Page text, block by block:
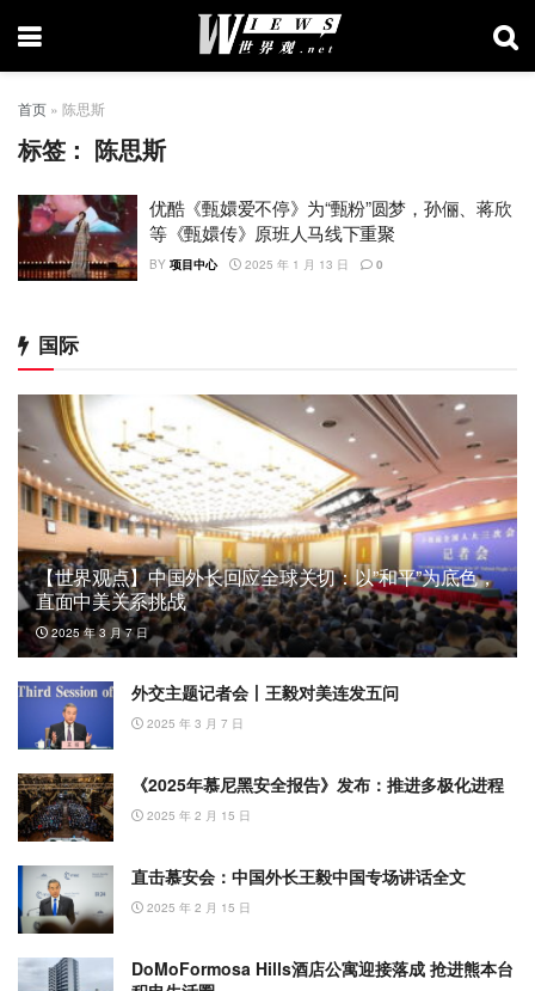
首页 » 陈思斯
标签： 陈思斯
优酷《甄嬛爱不停》为“甄粉”圆梦，孙俪、蒋欣
等《甄嬛传》原班人马线下重聚
BY 项目中心 2025 年 1 月 13 日 0
国际
【世界观点】中国外长回应全球关切：以”和平”为底色，
直面中美关系挑战
2025 年 3 月 7 日
外交主题记者会丨王毅对美连发五问
2025 年 3 月 7 日
《2025年慕尼黑安全报告》发布：推进多极化进程
2025 年 2 月 15 日
直击慕安会：中国外长王毅中国专场讲话全文
2025 年 2 月 15 日
DoMoFormosa Hills酒店公寓迎接落成 抢进熊本台